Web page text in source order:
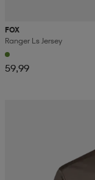
FOX
Ranger Ls Jersey
59,99